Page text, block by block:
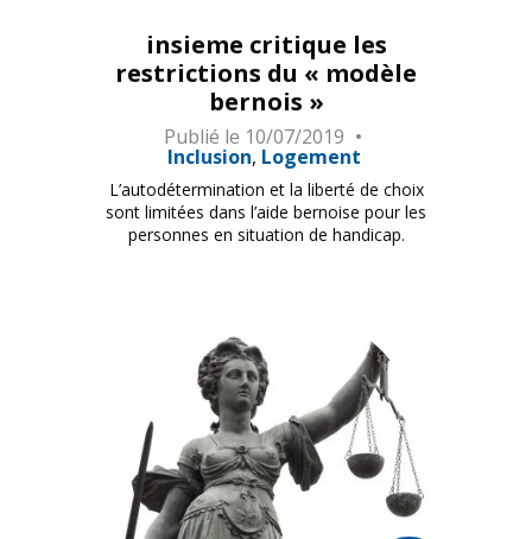
insieme critique les
restrictions du « modèle
bernois »
Publié le 10/07/2019
Inclusion Logement
L’autodétermination et la liberté de choix
sont limitées dans l’aide bernoise pour les
personnes en situation de handicap.